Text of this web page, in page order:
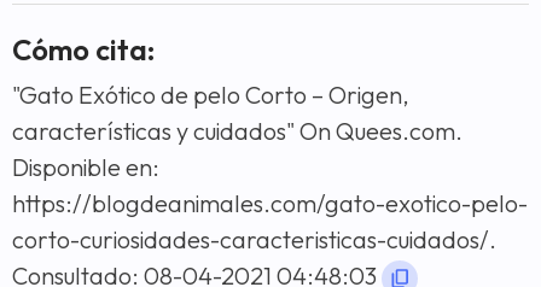
Cómo cita:
"Gato Exótico de pelo Corto – Origen,
características y cuidados" On Quees.com.
Disponible en:
https://blogdeanimales.com/gato-exotico-pelo-
corto-curiosidades-caracteristicas-cuidados/.
Consultado: 08-04-2021 04:48:03